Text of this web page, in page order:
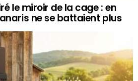
le miroir de la cage : en
ne se battaient plus